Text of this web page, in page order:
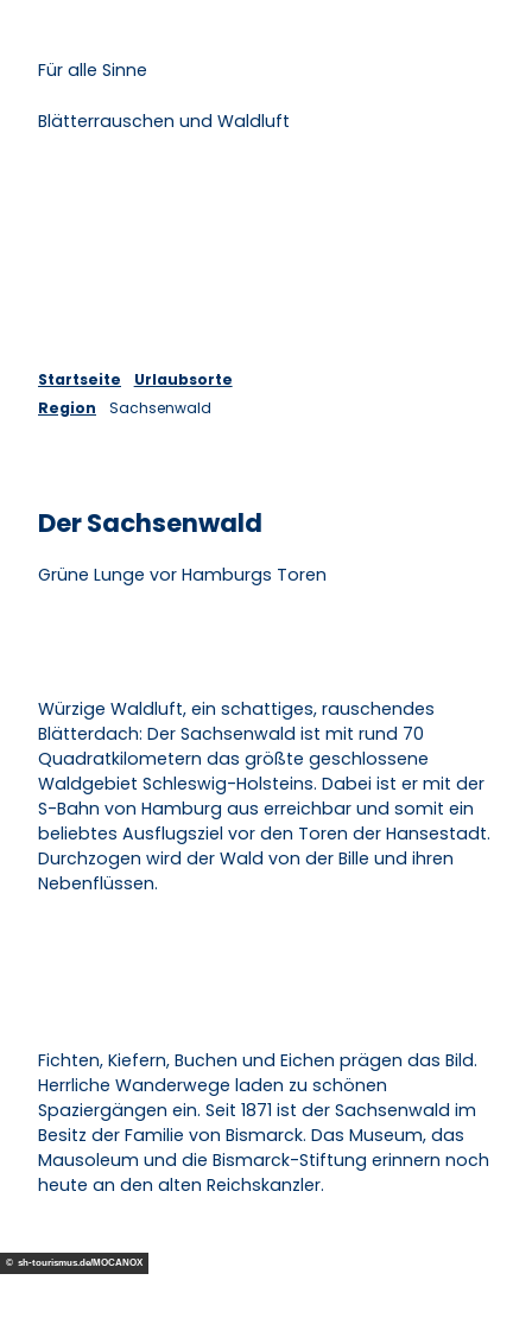
Für alle Sinne
Blätterrauschen und Waldluft
Startseite
Urlaubsorte
Region
Sachsenwald
Der Sachsenwald
Grüne Lunge vor Hamburgs Toren
Würzige Waldluft, ein schattiges, rauschendes
Blätterdach: Der Sachsenwald ist mit rund 70
Quadratkilometern das größte geschlossene
Waldgebiet Schleswig-Holsteins. Dabei ist er mit der
S-Bahn von Hamburg aus erreichbar und somit ein
beliebtes Ausflugsziel vor den Toren der Hansestadt.
Durchzogen wird der Wald von der Bille und ihren
Nebenflüssen.
Fichten, Kiefern, Buchen und Eichen prägen das Bild.
Herrliche Wanderwege laden zu schönen
Spaziergängen ein. Seit 1871 ist der Sachsenwald im
Besitz der Familie von Bismarck. Das Museum, das
Mausoleum und die Bismarck-Stiftung erinnern noch
heute an den alten Reichskanzler.
© sh-tourismus.de/MOCANOX